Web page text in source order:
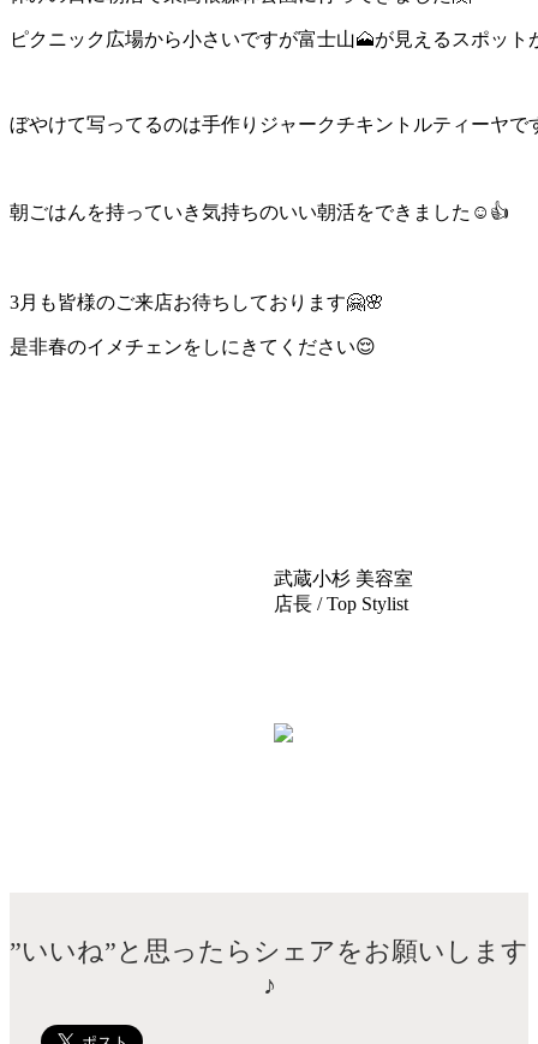
ピクニック広場から小さいですが富士山🗻が見えるスポット
ぼやけて写ってるのは手作りジャークチキントルティーヤで
朝ごはんを持っていき気持ちのいい朝活をできました☺️👍
3月も皆様のご来店お待ちしております🤗🌸
是非春のイメチェンをしにきてください😌
武蔵小杉 美容室
店長 / Top Stylist
”いいね”と思ったらシェアをお願いします
♪